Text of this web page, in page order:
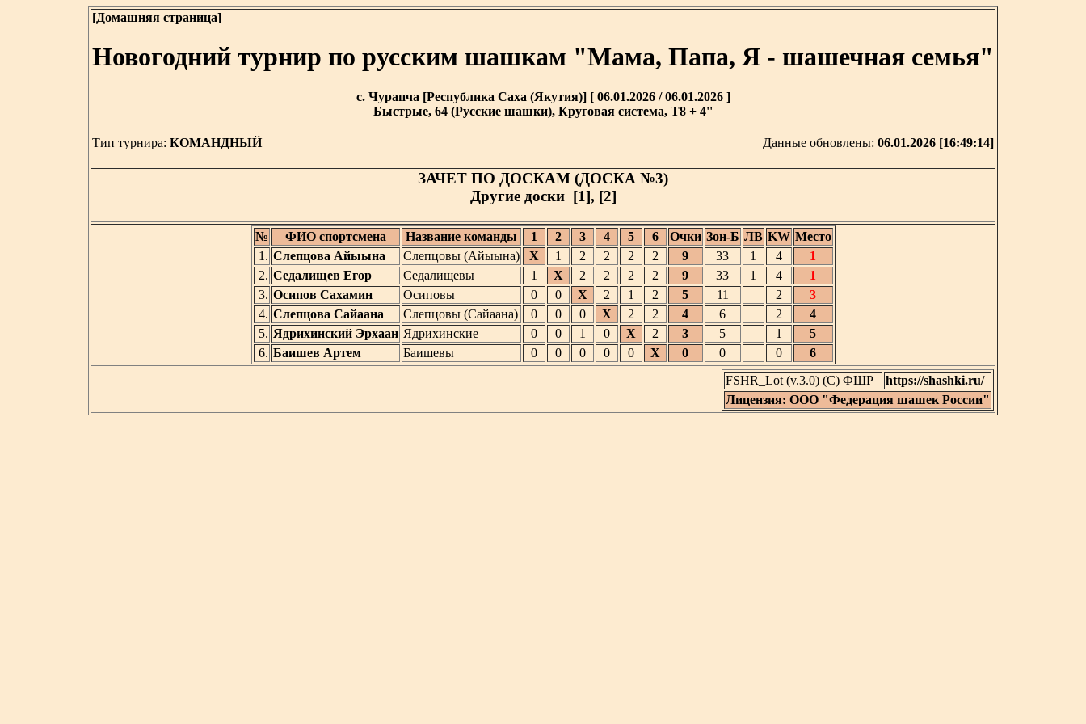
[Домашняя страница]
Новогодний турнир по русским шашкам "Мама, Папа, Я - шашечная семья"
с. Чурапча [Республика Саха (Якутия)] [ 06.01.2026 / 06.01.2026 ]
Быстрые, 64 (Русские шашки), Круговая система, T8 + 4''
Тип турнира: КОМАНДНЫЙ Данные обновлены: 06.01.2026 [16:49:14]
ЗАЧЕТ ПО ДОСКАМ (ДОСКА №3)
Другие доски [1], [2]
№ ФИО спортсмена Название команды 1 2 3 4 5 6 Очки Зон-Б ЛВ KW Место
1. Слепцова Айыына Слепцовы (Айыына) X 1 2 2 2 2 9 33 1 4
1
2. Седалищев Егор Седалищевы 1 X 2 2 2 2 9 33 1 4
1
3. Осипов Сахамин Осиповы 0 0 X 2 1 2 5 11 2
3
4. Слепцова Сайаана Слепцовы (Сайаана) 0 0 0 X 2 2 4 6 2
4
5. Ядрихинский Эрхаан Ядрихинские 0 0 1 0 X 2 3 5 1
5
6. Баишев Артем Баишевы 0 0 0 0 0 X 0 0 0
6
FSHR_Lot (v.3.0) (C) ФШР
https://shashki.ru/
Лицензия: ООО "Федерация шашек России"